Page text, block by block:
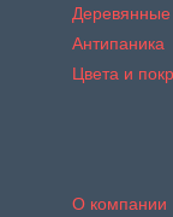
Деревянные
Антипаника
Цвета и
О компании